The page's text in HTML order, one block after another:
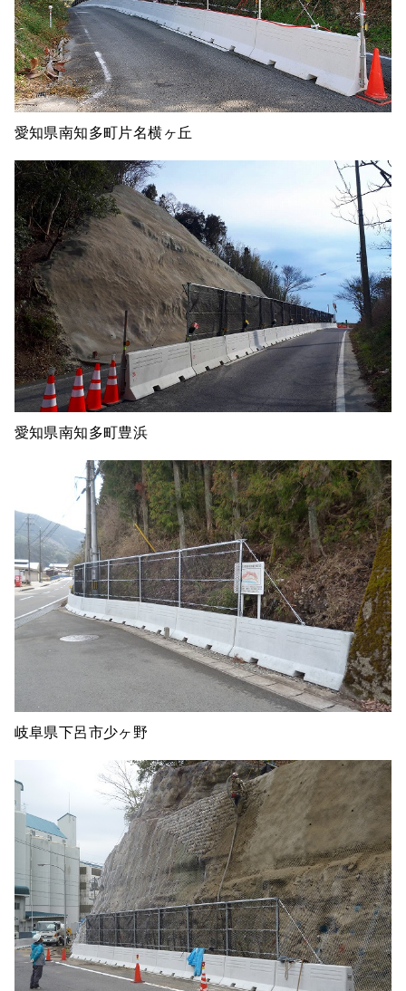
愛知県南知多町片名横ヶ丘
愛知県南知多町豊浜
岐阜県下呂市少ヶ野